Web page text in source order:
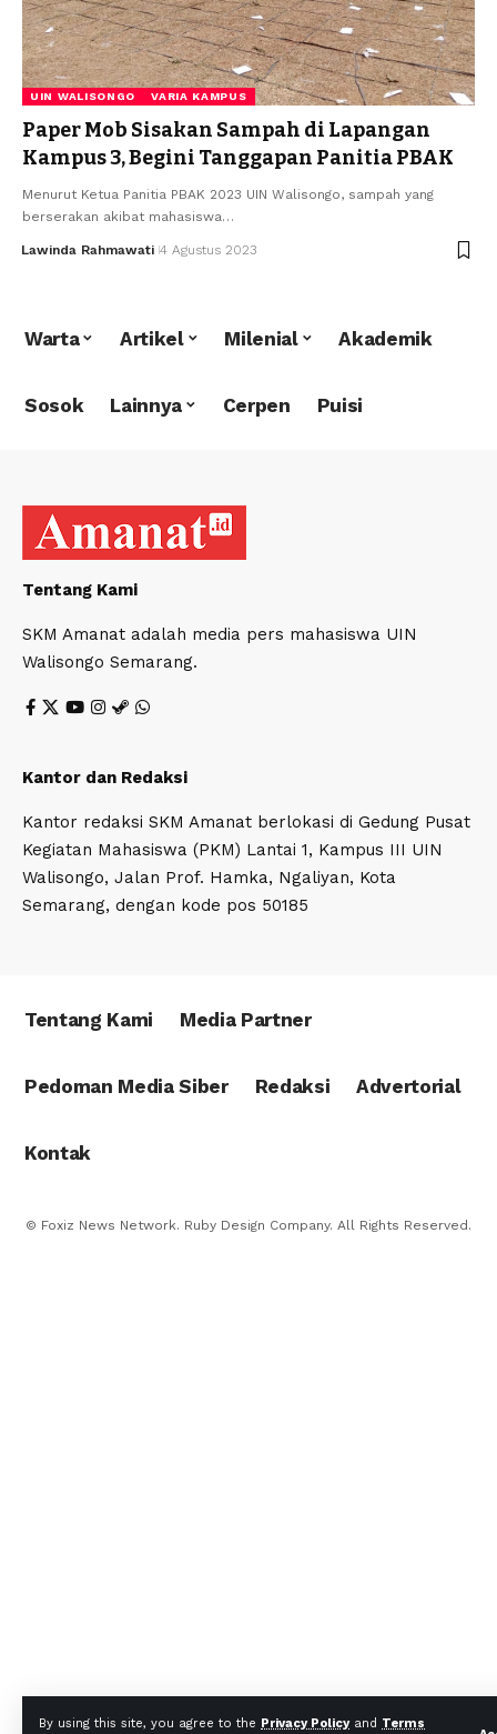
By using this site, you agree to the Privacy Policyand Terms
UIN WALISONGO VARIA KAMPUS
Paper Mob Sisakan Sampah di Lapangan
Kampus 3, Begini Tanggapan Panitia PBAK
Menurut Ketua Panitia PBAK 2023 UIN Walisongo, sampah yang
berserakan akibat mahasiswa…
Lawinda Rahmawati 4 Agustus 2023
Warta Artikel Milenial Akademik
Sosok Lainnya Cerpen Puisi
Tentang Kami
SKM Amanat adalah media pers mahasiswa UIN
Walisongo Semarang.
Kantor dan Redaksi
Kantor redaksi SKM Amanat berlokasi di Gedung Pusat
Kegiatan Mahasiswa (PKM) Lantai 1, Kampus III UIN
Walisongo, Jalan Prof. Hamka, Ngaliyan, Kota
Semarang, dengan kode pos 50185
Tentang Kami Media Partner
Pedoman Media Siber Redaksi Advertorial
Kontak
© Foxiz News Network. Ruby Design Company. All Rights Reserved.